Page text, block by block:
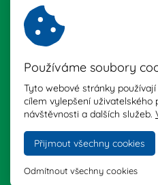
Nastavení cookies
+420 728 479 202
Copyright © 2026,
Webdesign
Používáme soubory
Tyto webové stránky
cílem vylepšení uživatelského
návštěvnosti a dalších služeb.
Přijmout všechny cookies
Odmítnout všechny cookies